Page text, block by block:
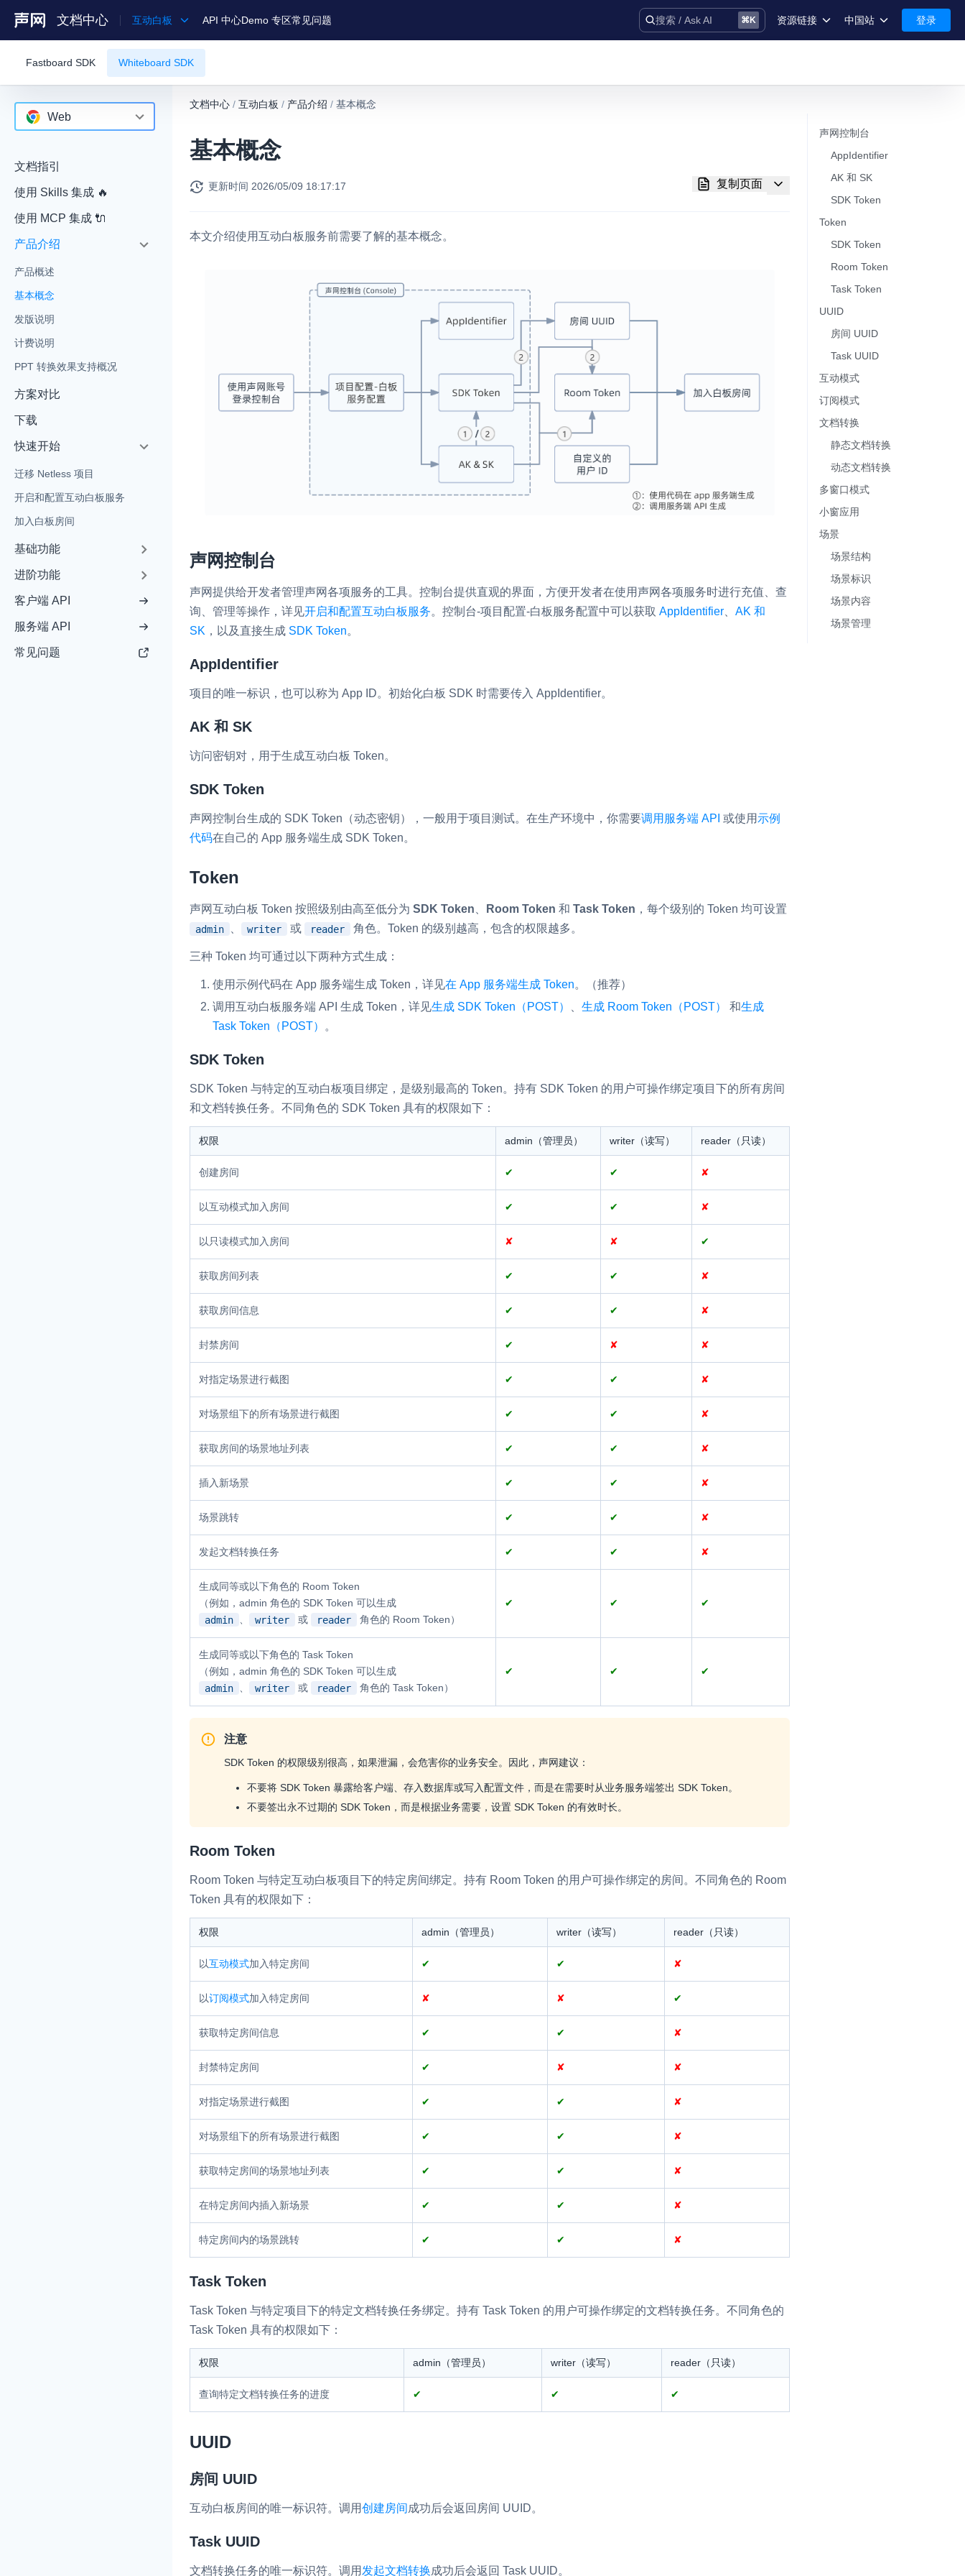
文档中心 互动白板
通用文档
突破传统文字交互模式，与 AI 进行高拟
真、自然流畅的实时语音对话
频互动功能、更大的可扩展性和更优秀的
实时消息
一整套低延时、高并发、可扩展、高可靠
一整套高可靠、低时延、高并发、安全、
对接国内外多家 CDN 供应商，提供一个整
为智能硬件提供优质的媒体流传输，实现
人与人、人与物、物与物的实时互动连接
集中展示声网主要产品及服务的综合服务
质量及可用性信息
内容审核
对实时音频和视频画面进行风险识别，并
联动回调和业务处置流程
云市场
一站式实时互动模块的选型、购买、账号
打通
SDK 拓展插件
拓展 SDK 能力，打造更具个性化的音视频
云端录制
本地服务端录制
旁路推流
输入在线媒体流
与 RTC 客户端 SDK 互通，实现收发流
控制台
低代码集成、灵活定制、超低延时的音视
API 中心Demo 专区常见问题 搜索 / Ask AI ⌘ K 资源链接
安全
中国站
International-English
登录
Fastboard SDK Whiteboard SDK
Web
iOS
文档指引
使用 Skills 集成 🔥
使用 MCP 集成 🔌
产品介绍
产品概述
基本概念
发版说明
计费说明
PPT 转换效果支持概况
方案对比
下载
快速开始
迁移 Netless 项目
开启和配置互动白板服务
加入白板房间
基础功能
进阶功能
客户端 API
服务端 API
常见问题
文档中心 / 互动白板 / 产品介绍 / 基本概念
基本概念
更新时间 2026/05/09 18:17:17 复制页面
本文介绍使用互动白板服务前需要了解的基本概念。
声网控制台
声网提供给开发者管理声网各项服务的工具。控制台提供直观的界面，方便开发者在使用声网各项服务时进行充值、查
询、管理等操作，详见开启和配置互动白板服务。控制台-项目配置-白板服务配置中可以获取 AppIdentifier
AK 和
SK ，以及直接生成 SDK Token。
AppIdentifier
项目的唯一标识，也可以称为 App ID。初始化白板 SDK 时需要传入 AppIdentifier。
AK 和 SK
访问密钥对，用于生成互动白板 Token。
SDK Token
声网控制台生成的 SDK Token（动态密钥），一般用于项目测试。在生产环境中，你需要调用服务端 API 或使用 示例
代码在自己的 App 服务端生成 SDK Token。
Token
声网互动白板 Token 按照级别由高至低分为 SDK Token Room Token 和 Task Token ，每个级别的 Token 均可设置
admin writer 或 reader 角色。Token 的级别越高，包含的权限越多。
三种 Token 均可通过以下两种方式生成：
使用示例代码在 App 服务端生成 Token，详见在 App 服务端生成 Token。（推荐）
调用互动白板服务端 API 生成 Token，详见生成 SDK Token（POST） 生成 Room Token（POST） 和生成
Task Token（POST）
。
SDK Token
SDK Token 与特定的互动白板项目绑定，是级别最高的 Token。持有 SDK Token 的用户可操作绑定项目下的所有房间
和文档转换任务。不同角色的 SDK Token 具有的权限如下：
权限 admin（管理员） writer（读写） reader（只读）
创建房间 ✔ ✔ ✘
以互动模式加入房间 ✔ ✔ ✘
以只读模式加入房间 ✘ ✘ ✔
获取房间列表 ✔ ✔ ✘
获取房间信息 ✔ ✔ ✘
封禁房间 ✔ ✘ ✘
对指定场景进行截图 ✔ ✔ ✘
对场景组下的所有场景进行截图 ✔ ✔ ✘
获取房间的场景地址列表 ✔ ✔ ✘
插入新场景 ✔ ✔ ✘
场景跳转 ✔ ✔ ✘
发起文档转换任务 ✔ ✔ ✘
生成同等或以下角色的 Room Token
（例如，admin 角色的 SDK Token 可以生成
admin
writer 或 reader 角色的 Room Token）
✔ ✔ ✔
生成同等或以下角色的 Task Token
（例如，admin 角色的 SDK Token 可以生成
admin
writer 或 reader 角色的 Task Token）
✔ ✔ ✔
注意
SDK Token 的权限级别很高，如果泄漏，会危害你的业务安全。因此，声网建议：
不要将 SDK Token 暴露给客户端、存入数据库或写入配置文件，而是在需要时从业务服务端签出 SDK Token。
不要签出永不过期的 SDK Token，而是根据业务需要，设置 SDK Token 的有效时长。
Room Token
Room Token 与特定互动白板项目下的特定房间绑定。持有 Room Token 的用户可操作绑定的房间。不同角色的 Room
Token 具有的权限如下：
权限 admin（管理员） writer（读写） reader（只读）
以互动模式加入特定房间 ✔ ✔ ✘
以订阅模式加入特定房间 ✘ ✘ ✔
获取特定房间信息 ✔ ✔ ✘
封禁特定房间 ✔ ✘ ✘
对指定场景进行截图 ✔ ✔ ✘
对场景组下的所有场景进行截图 ✔ ✔ ✘
获取特定房间的场景地址列表 ✔ ✔ ✘
在特定房间内插入新场景 ✔ ✔ ✘
特定房间内的场景跳转 ✔ ✔ ✘
Task Token
Task Token 与特定项目下的特定文档转换任务绑定。持有 Task Token 的用户可操作绑定的文档转换任务。不同角色的
Task Token 具有的权限如下：
权限 admin（管理员） writer（读写） reader（只读）
查询特定文档转换任务的进度 ✔ ✔ ✔
UUID
房间 UUID
互动白板房间的唯一标识符。调用创建房间 成功后会返回房间 UUID。
Task UUID
文档转换任务的唯一标识符。调用 发起文档转换成功后会返回 Task UUID。
声网控制台​
AppIdentifier​
AK 和 SK​
SDK Token​
Token​
SDK Token​
Room Token​
Task Token​
UUID​
房间 UUID​
Task UUID​
互动模式​
订阅模式​
文档转换​
静态文档转换​
动态文档转换​
多窗口模式​
小窗应用​
场景​
场景结构​
场景标识​
场景内容​
场景管理​